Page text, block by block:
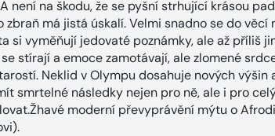
není na škodu, že se pyšní strhující krásou
zbraň má jistá úskalí. Velmi snadno se do věcí
si vyměňují jedovaté poznámky, ale až příliš
stírají a emoce zamotávají, ale zlomené
Neklid v Olympu dosahuje nových výšin
smrtelné následky nejen pro ně, ale i pro
moderní převyprávění mýtu o